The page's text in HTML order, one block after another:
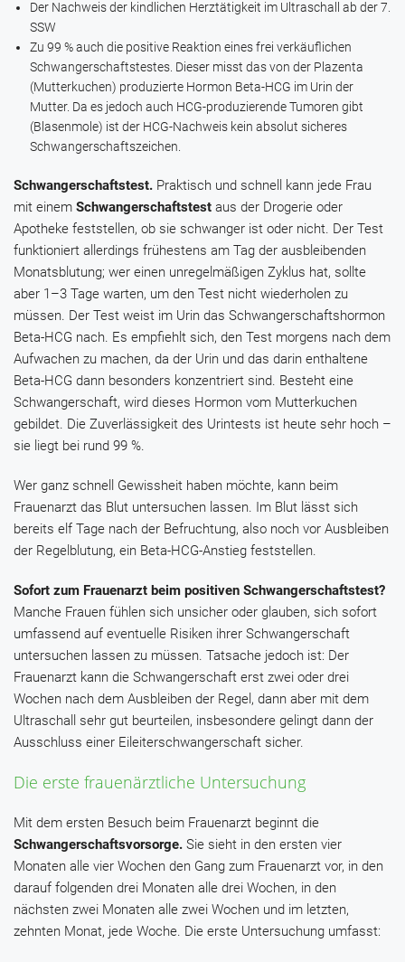
Der Nachweis der kindlichen Herztätigkeit im Ultraschall ab der 7.
SSW
Zu 99 % auch die positive Reaktion eines frei verkäuflichen
Schwangerschaftstestes. Dieser misst das von der Plazenta
(Mutterkuchen) produzierte Hormon Beta-HCG im Urin der
Mutter. Da es jedoch auch HCG-produzierende Tumoren gibt
(Blasenmole) ist der HCG-Nachweis kein absolut sicheres
Schwangerschaftszeichen.
Schwangerschaftstest. Praktisch und schnell kann jede Frau
mit einem Schwangerschaftstest aus der Drogerie oder
Apotheke feststellen, ob sie schwanger ist oder nicht. Der Test
funktioniert allerdings frühestens am Tag der ausbleibenden
Monatsblutung; wer einen unregelmäßigen Zyklus hat, sollte
aber 1–3 Tage warten, um den Test nicht wiederholen zu
müssen. Der Test weist im Urin das Schwangerschaftshormon
Beta-HCG nach. Es empfiehlt sich, den Test morgens nach dem
Aufwachen zu machen, da der Urin und das darin enthaltene
Beta-HCG dann besonders konzentriert sind. Besteht eine
Schwangerschaft, wird dieses Hormon vom Mutterkuchen
gebildet. Die Zuverlässigkeit des Urintests ist heute sehr hoch –
sie liegt bei rund 99 %.
Wer ganz schnell Gewissheit haben möchte, kann beim
Frauenarzt das Blut untersuchen lassen. Im Blut lässt sich
bereits elf Tage nach der Befruchtung, also noch vor Ausbleiben
der Regelblutung, ein Beta-HCG-Anstieg feststellen.
Sofort zum Frauenarzt beim positiven Schwangerschaftstest?
Manche Frauen fühlen sich unsicher oder glauben, sich sofort
umfassend auf eventuelle Risiken ihrer Schwangerschaft
untersuchen lassen zu müssen. Tatsache jedoch ist: Der
Frauenarzt kann die Schwangerschaft erst zwei oder drei
Wochen nach dem Ausbleiben der Regel, dann aber mit dem
Ultraschall sehr gut beurteilen, insbesondere gelingt dann der
Ausschluss einer Eileiterschwangerschaft sicher.
Die erste frauenärztliche Untersuchung
Mit dem ersten Besuch beim Frauenarzt beginnt die
Schwangerschaftsvorsorge. Sie sieht in den ersten vier
Monaten alle vier Wochen den Gang zum Frauenarzt vor, in den
darauf folgenden drei Monaten alle drei Wochen, in den
nächsten zwei Monaten alle zwei Wochen und im letzten,
zehnten Monat, jede Woche. Die erste Untersuchung umfasst: